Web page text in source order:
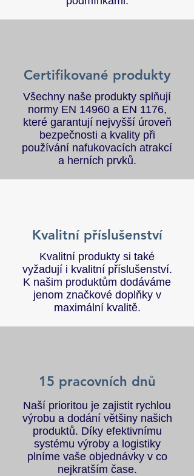
Certifikované produkty
Všechny naše produkty splňují
normy EN 14960 a EN 1176,
které garantují nejvyšší úroveň
bezpečnosti a kvality při
používání nafukovacích atrakcí
a herních prvků.
Kvalitní příslušenství
Kvalitní produkty si také
vyžadují i kvalitní příslušenství.
K našim produktům dodáváme
jenom značkové doplňky v
maximální kvalitě.
15 pracovních dnů
Naší prioritou je zajistit rychlou
výrobu a dodání většiny našich
produktů. Díky efektivnímu
systému výroby a logistiky
plníme vaše objednávky v co
nejkratším čase.